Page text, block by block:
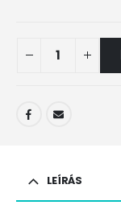
LEÍRÁS